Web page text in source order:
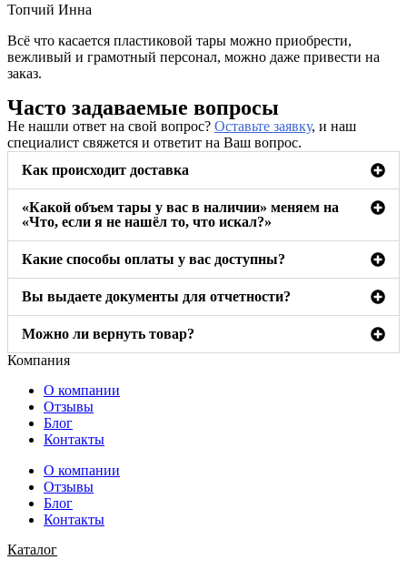
Топчий Инна
Всё что касается пластиковой тары можно приобрести,
вежливый и грамотный персонал, можно даже привести на
заказ.
Часто задаваемые вопросы
Не нашли ответ на свой вопрос? Оставьте заявку, и наш
специалист свяжется и ответит на Ваш вопрос.
Как происходит доставка
«Какой объем тары у вас в наличии» меняем на
«Что, если я не нашёл то, что искал?»
Какие способы оплаты у вас доступны?
Вы выдаете документы для отчетности?
Можно ли вернуть товар?
Компания
О компании
Отзывы
Блог
Контакты
О компании
Отзывы
Блог
Контакты
Каталог